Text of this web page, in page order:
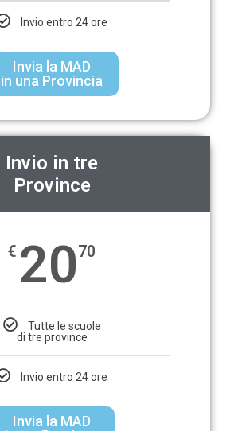
Invio entro 24 ore
Invia la MAD
in una Provincia
Invio in tre
Province
€ 2070
Tutte le scuole
di tre province
Invio entro 24 ore
Invia la MAD